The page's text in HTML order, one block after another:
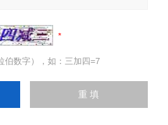
伯数字），如：三加四=7